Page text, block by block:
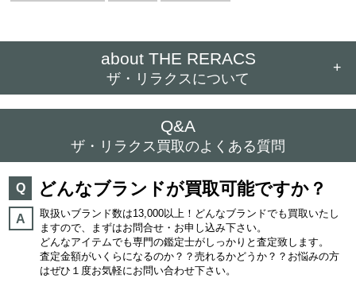
about THE RERACS
ザ・リラクスについて
+
Q&A
ザ・リラクス買取のよくある質問
Q どんなブランドが買取可能ですか？
A
取扱いブランド数は13,000以上！どんなブランドでも買取いたし
ますので、まずはお問合せ・お申し込み下さい。
どんなアイテムでも専門の鑑定士がしっかりと査定致します。
査定金額がいくらになるのか？？売れるかどうか？？お悩みの方
はぜひ１度お気軽にお問い合わせ下さい。